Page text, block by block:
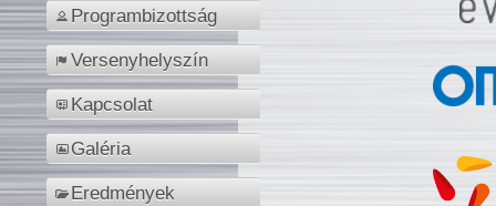
Programbizottság
Versenyhelyszín
Kapcsolat
Galéria
Eredmények